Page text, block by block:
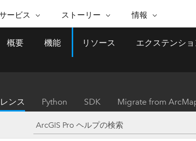
機能
位置情報を分析に活用
空間データの統合、編集、共有
Esri ストア
Esri の
自治体
可能な開発
注目のイニシアティブ
インフラストラクチャ管理
ービス
ビス セルフサービス
ArcGIS ブログ
ドキュメント
ストーリー
ESRI ストーリー
Esri ブログ
実世界のグローバルな GIS
技術革新
ArcNews
業界ニ
情報
ESRI について
パートナー
採用情報
概要 機能 リソース エクステンショ
ンス Python SDK Migrate from